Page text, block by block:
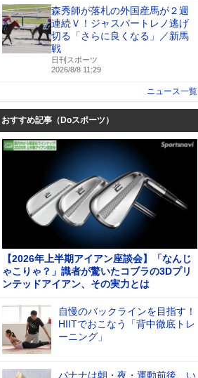
森秀師が落札の外国産馬が２週
連続Ｖ！ジャスパートレノ逃げ
切る「さらに良くなる」／新馬
戦
日刊スポーツ
2026/8/8 11:29
ニュース一覧
おすすめ記事（Doスポーツ）
【2026年上半期アイアン座談会】「なんじ
ゃこりゃ？」識者が驚いたコブラの3Dプリ
ンテッドアイアン、その実力とは
自慢のバックラインを目指す！
HIITでおこなう「背中徹底トレ
ーニング」
バナナは朝・夜・運動前後、い